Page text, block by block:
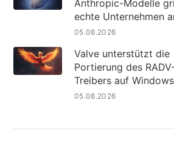
Anthropic-Modelle
echte Unternehmen
05.08.2026
Valve unterstützt die
Portierung des
Treibers auf Windows
05.08.2026